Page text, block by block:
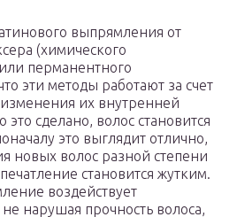
выпрямления от
(химического
перманентного
эти методы работают за счет
их внутренней
это сделано, волос становится
это выглядит отлично,
новых волос разной степени
становится жутким.
воздействует
нарушая прочность волоса,